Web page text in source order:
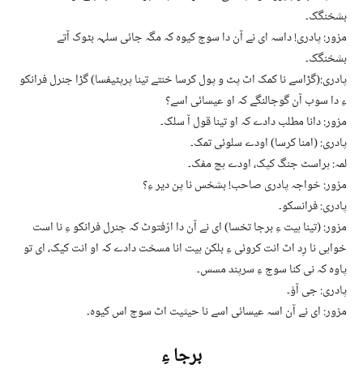
بشخنگک۔
مزور: پادری! داسہ ای نے آن دا سوج کیوہ کہ مگہ جائی سلہہ بٹوک آتے
بشخنگک۔
پادری:(گڑاسے نا کمک اٹ پٹ و پول کرسا خنتے تینا پرپٹیفسا) گڑا جنرل فرانکو
ءِ دا سوب آن گوجالنگے کہ او عیسائی اسے؟
مزور: دانا مطلب دادے کہ او تینا قول آ سلک۔
پادری: (امنا کرسا) اودے سلوئی تمک۔
لمہ: ہراسٹ جنگ کپک، اودے ہچ مفک۔
مزور: خواجہ پادری صاحب! بشخس نا پن دیر ءِ؟
پادری: فرانسکو۔
مزور: (تینا ہیت ءِ برجا تخسا) ای نے آن دا ارّفتوٹ کہ جنرل فرانکو ءِ نا است
خواہی نا رِد اٹ انت کروئی ءِ بلکن ہیت انا مسخت دادے کہ او انت کیک، ای تو
پاوہ کہ نی کنا سوج ءِ سرپند مسس۔
پادری: جی آؤ۔
مزور: ای نے آن اسہ عیسائی اسے نا حیثیت اٹ سوج اس کیوہ۔
برجا ءِ